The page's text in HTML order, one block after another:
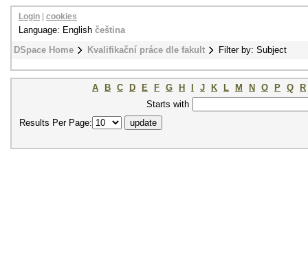
DSpace Home Kvalifikační práce dle fakult Filter by: Subject
Login cookies
Language: English čeština
A B C D E F G H J K L M N O P Q
R
Starts with
Results Per Page: